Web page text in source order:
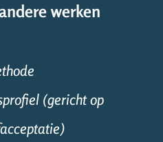
werken
(gericht op